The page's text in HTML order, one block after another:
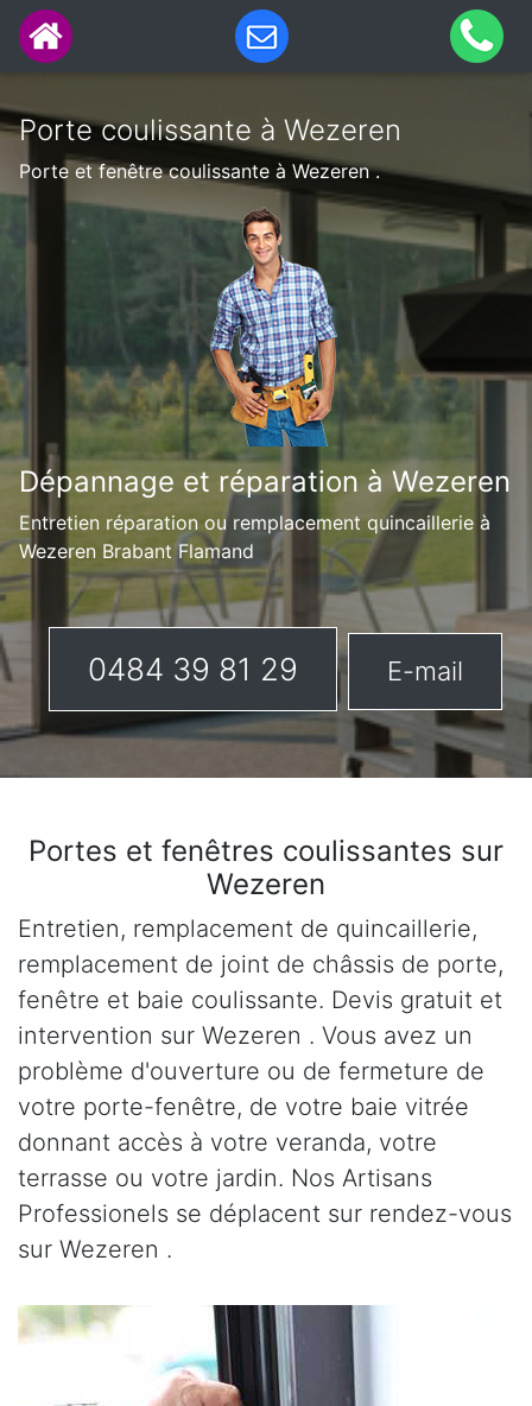
Porte coulissante à Wezeren
Porte et fenêtre coulissante à Wezeren .
Dépannage et réparation à Wezeren
Entretien réparation ou remplacement quincaillerie à
Wezeren Brabant Flamand
0484 39 81 29 E-mail
Portes et fenêtres coulissantes sur
Wezeren
Entretien, remplacement de quincaillerie,
remplacement de joint de châssis de porte,
fenêtre et baie coulissante. Devis gratuit et
intervention sur Wezeren . Vous avez un
problème d'ouverture ou de fermeture de
votre porte-fenêtre, de votre baie vitrée
donnant accès à votre veranda, votre
terrasse ou votre jardin. Nos Artisans
Professionels se déplacent sur rendez-vous
sur Wezeren .